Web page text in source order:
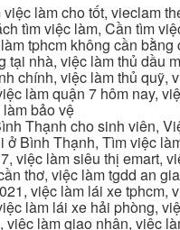
làm cho tốt, vieclam
tìm việc làm, Cần tìm
tphcm không cần
nhà, việc làm thủ dầu
chính, việc làm thủ quỹ,
làm quận 7 hôm nay,
bảo vệ
Thạnh cho sinh viên,
Bình Thạnh, Tìm việc
việc làm siêu thị emart,
thơ, việc làm tgdd an
việc làm lái xe tphcm,
làm lái xe hải phòng,
làm giao nhận, việc